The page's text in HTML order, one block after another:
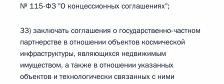
№ 115-ФЗ "О концессионных соглашениях";
33) заключать соглашения о государственно-частном
партнерстве в отношении объектов космической
инфраструктуры, являющихся недвижимым
имуществом, а также в отношении указанных
объектов и технологически связанных с ними